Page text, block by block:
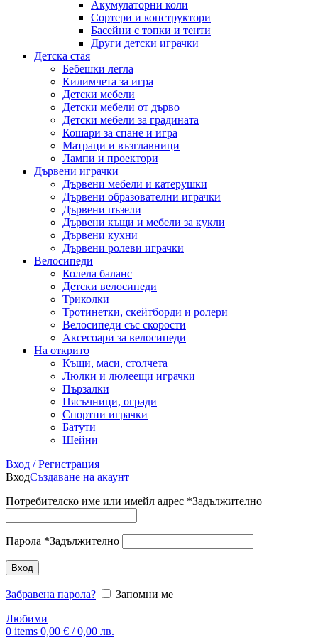
Акумулаторни коли
Сортери и конструктори
Басейни с топки и тенти
Други детски играчки
Детска стая
Бебешки легла
Килимчета за игра
Детски мебели
Детски мебели от дърво
Детски мебели за градината
Кошари за спане и игра
Матраци и възглавници
Лампи и проектори
Дървени играчки
Дървени мебели и катерушки
Дървени образователни играчки
Дървени пъзели
Дървени къщи и мебели за кукли
Дървени кухни
Дървени ролеви играчки
Велосипеди
Колела баланс
Детски велосипеди
Триколки
Тротинетки, скейтборди и ролери
Велосипеди със скорости
Аксесоари за велосипеди
На открито
Къщи, маси, столчета
Люлки и люлеещи играчки
Пързалки
Пясъчници, огради
Спортни играчки
Батути
Шейни
Вход / Регистрация
ВходСъздаване на акаунт
Потребителско име или имейл адрес *Задължително
Парола *Задължително
Вход
Забравена парола?
Запомни ме
Любими
0 items 0,00 € / 0,00 лв.